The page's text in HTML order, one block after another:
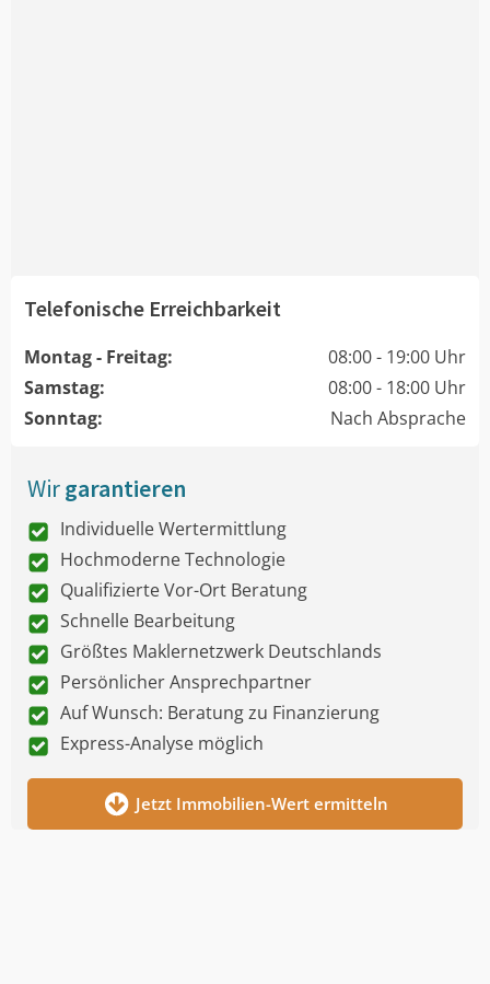
Telefonische Erreichbarkeit
Montag - Freitag:
08:00 - 19:00 Uhr
Samstag:
08:00 - 18:00 Uhr
Sonntag:
Nach Absprache
Wirgarantieren
Individuelle Wertermittlung
Hochmoderne Technologie
Qualifizierte Vor-Ort Beratung
Schnelle Bearbeitung
Größtes Maklernetzwerk Deutschlands
Persönlicher Ansprechpartner
Auf Wunsch: Beratung zu Finanzierung
Express-Analyse möglich
Jetzt Immobilien-Wert ermitteln